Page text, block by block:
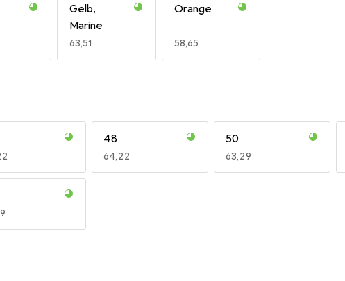
Gelb,
Marine
EUR
63,51
Orange
EUR
58,65
48
EUR
64,22
50
EUR
63,29